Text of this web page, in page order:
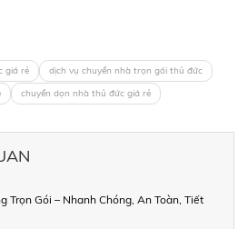
giá rẻ
dịch vụ chuyển nhà trọn gói thủ đức
chuyển dọn nhà thủ đức giá rẻ
Trọn Gói – Nhanh Chóng, An Toàn, Tiết